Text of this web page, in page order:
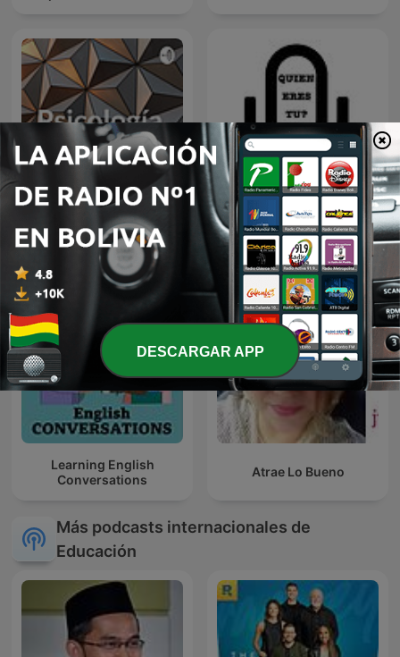
Psicología QUIEN ERES TU?
Learning English
Conversations
Atrae Lo Bueno
Más podcasts internacionales de
Educación
DESCARGAR APP